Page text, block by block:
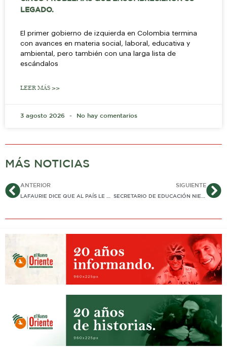
LEGADO.
El primer gobierno de izquierda en Colombia termina
con avances en materia social, laboral, educativa y
ambiental, pero también con una larga lista de
escándalos
LEER MÁS >>
3 agosto 2026 No hay comentarios
MÁS NOTICIAS
AntANTERIOR
LAFAURIE DICE QUE AL PAÍS LE HA PASADO LO DEL «PASTORCITO MENTIROSO» CON PROCESOS DE PAZ
SIGUIENTE
SECRETARIO DE EDUCACIÓN NIEGA VÍNCULO EN ACCIDENTE DE TRÁNSITO. DICE QUE CARRO ES DE SU MAMÁ Y ESTABA PRESTADO